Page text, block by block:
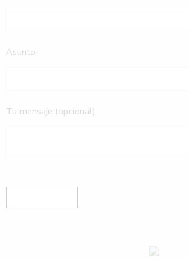
Asunto
Tu mensaje (opcional)